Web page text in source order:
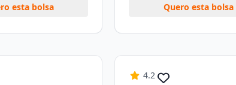
esta bolsa
Quero esta bolsa
4.2